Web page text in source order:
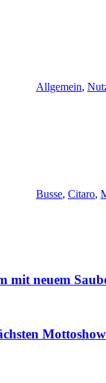
Allgemein,
Busse, Citaro,
mit neuem